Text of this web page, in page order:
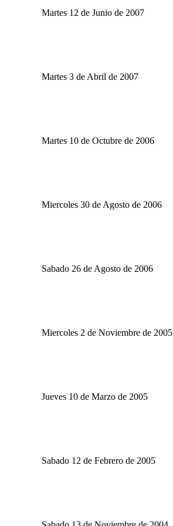
Martes 12 de Junio de 2007
Martes 3 de Abril de 2007
Martes 10 de Octubre de 2006
Miercoles 30 de Agosto de 2006
Sabado 26 de Agosto de 2006
Miercoles 2 de Noviembre de 2005
Jueves 10 de Marzo de 2005
Sabado 12 de Febrero de 2005